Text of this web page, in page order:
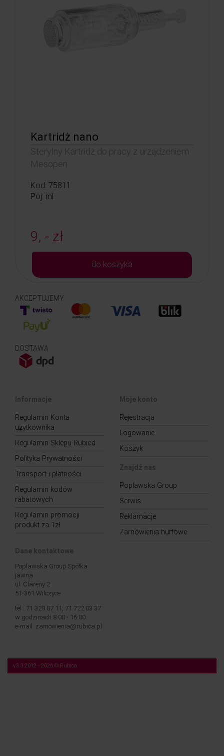
Kartridż nano
Sterylny Kartridż do pracy z urządzeniem
Mesopen
Kod: 75811
Poj: ml
9, - zł
do koszyka
AKCEPTUJEMY
DOSTAWA
Informacje
Regulamin Konta
użytkownika
Regulamin Sklepu Rubica
Polityka Prywatności
Transport i płatności
Regulamin kodów
rabatowych
Regulamin promocji
produkt za 1zł
Moje konto
Rejestracja
Logowanie
Koszyk
Znajdź nas
Poplawska Group
Serwis
Reklamacje
Zamówienia hurtowe
Dane kontaktowe
Poplawska Group Spółka
jawna
ul. Clareny 2
51-361 Wilczyce
tel.: 71 328 07 11, 71 722 03 37
w godzinach 8:00 - 16:00
e-mail: zamowienia@rubica.pl
v3.3 2012 - 2026 © Rubica